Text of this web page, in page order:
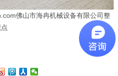
佛山市海冉机械设备有限公司整